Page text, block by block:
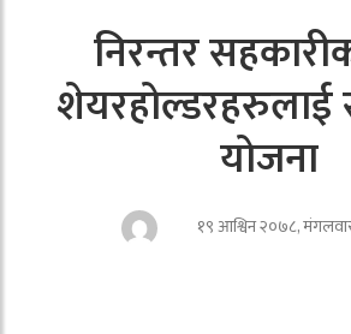
निरन्तर
योजना
१९ आश्विन २०७८,